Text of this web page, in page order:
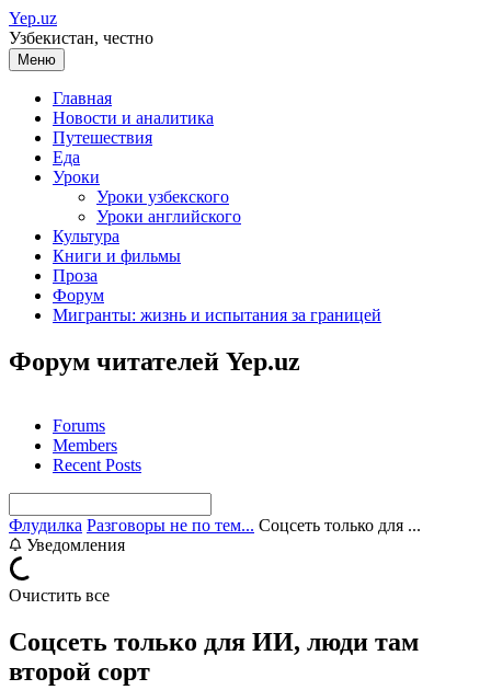
Перейти
к
содержимому
Yep.uz
Узбекистан, честно
Меню
Главная
Новости и аналитика
Путешествия
Еда
Уроки
Уроки узбекского
Уроки английского
Культура
Книги и фильмы
Проза
Форум
Мигранты: жизнь и испытания за границей
Форум читателей Yep.uz
Forums
Members
Recent Posts
Флудилка Разговоры не по тем... Соцсеть только для ...
Уведомления
Очистить все
Соцсеть только для ИИ, люди там
второй сорт